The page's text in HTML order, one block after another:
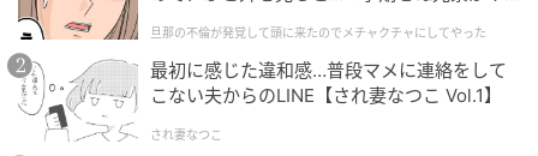
クチャにしてやった
旦那の不倫が発覚して頭に来たのでメチャクチャにしてやった
最初に感じた違和感…普段マメに連絡をして
こない夫からのLINE【され妻なつこ Vol.1】
され妻なつこ